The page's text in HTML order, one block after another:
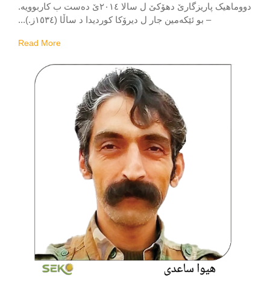
دووماھیک پاریزگارێ دھۆکێ ل سالا ٢٠١٤ێ دەست ب کاربوویە.
– بو ئێکەمین جار ل دیرۆکا کوردیدا د ساڵا (١٥٣٤ز.)...
Read More